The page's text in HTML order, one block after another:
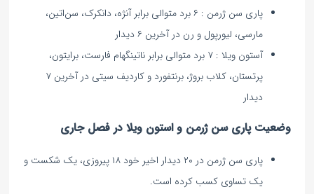
پاری‌ سن‌ ژرمن : ۶ برد متوالی برابر آنژه، دانکرک، سن‌اتین،
مارسی، لیورپول و رن در آخرین ۶ دیدار
آستون ویلا : ۷ برد متوالی برابر ناتینگهام فارست، برایتون،
پرتستان، کلاب بروژ، برنتفورد و کاردیف سیتی در آخرین ۷
دیدار
وضعیت پاری سن ژرمن و استون ویلا در فصل جاری
پاری‌ سن‌ ژرمن در ۲۰ دیدار اخیر خود ۱۸ پیروزی، یک شکست و
یک تساوی کسب کرده است.